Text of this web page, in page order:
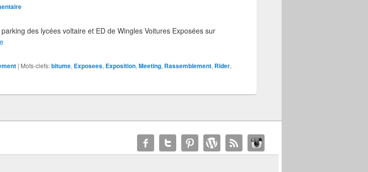
des lycées voltaire et ED de Wingles Voitures Exposées sur
| Mots-clefs:bitume, Exposees, Exposition, Meeting, Rassemblement, Rider,